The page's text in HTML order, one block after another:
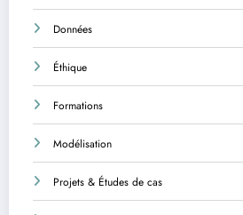
Données
Éthique
Formations
Modélisation
Projets & Études de cas